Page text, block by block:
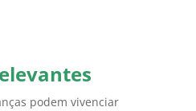
podem vivenciar